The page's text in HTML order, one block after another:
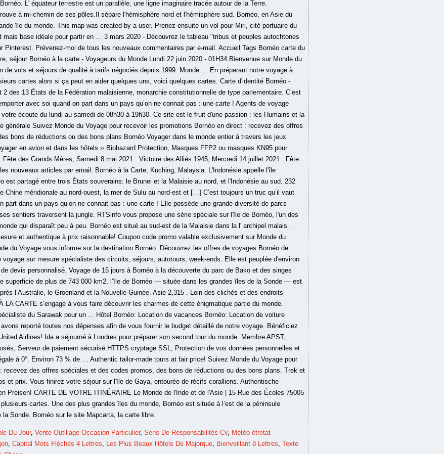
Du Jour,Vente Outillage Occasion Particulier,Sens De Responsabilités Cv, Météo étretat
,Capital Mots Fléchés 4 Lettres, Les Plus Beaux Hôtels De Majorque, Bienveillant 8 Lettres,Texte